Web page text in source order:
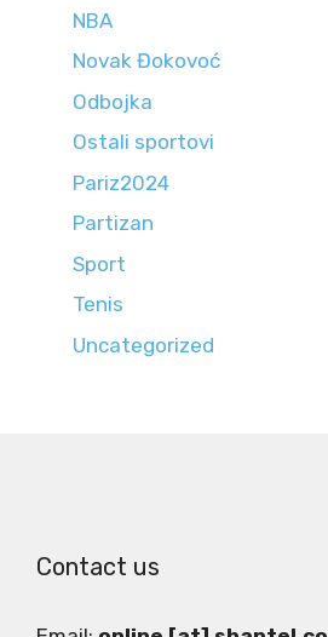
NBA
Novak Đokovoć
Odbojka
Ostali sportovi
Pariz2024
Partizan
Sport
Tenis
Uncategorized
Contact us